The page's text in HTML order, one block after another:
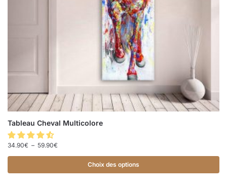
Tableau Cheval Multicolore
34.90€ – 59.90€
Choix des options